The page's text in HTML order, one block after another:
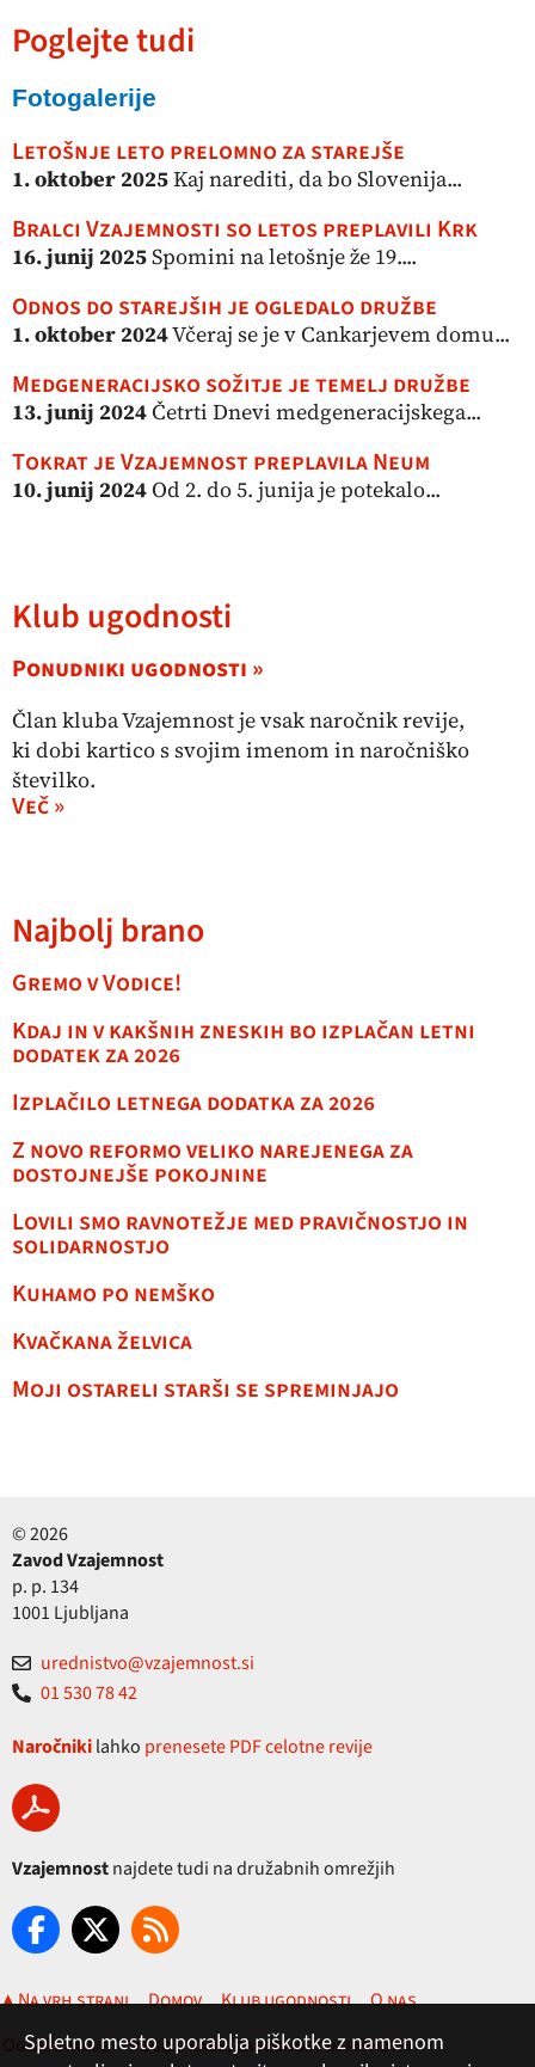
Poglejte tudi
Fotogalerije
Letošnje leto prelomno za starejše
1. oktober 2025Kaj narediti, da bo Slovenija...
Bralci Vzajemnosti so letos preplavili Krk
16. junij 2025Spomini na letošnje že 19....
Odnos do starejših je ogledalo družbe
1. oktober 2024Včeraj se je v Cankarjevem domu...
Medgeneracijsko sožitje je temelj družbe
13. junij 2024Četrti Dnevi medgeneracijskega...
Tokrat je Vzajemnost preplavila Neum
10. junij 2024Od 2. do 5. junija je potekalo...
Klub ugodnosti
Ponudniki ugodnosti »
Član kluba Vzajemnost je vsak naročnik revije,
ki dobi kartico s svojim imenom in naročniško
številko.
Več »
Najbolj brano
Gremo v Vodice!
Kdaj in v kakšnih zneskih bo izplačan letni
dodatek za 2026
Izplačilo letnega dodatka za 2026
Z novo reformo veliko narejenega za
dostojnejše pokojnine
Lovili smo ravnotežje med pravičnostjo in
solidarnostjo
Kuhamo po nemško
Kvačkana želvica
Moji ostareli starši se spreminjajo
© 2026
Zavod Vzajemnost
p. p. 134
1001 Ljubljana
urednistvo@vzajemnost.si
01 530 78 42
Naročnikilahko prenesete PDF celotne revije
Vzajemnostnajdete tudi na družabnih omrežjih
▲ Na vrh strani Domov Klub ugodnosti
O nas
Oglaševanje
Pogoji rabe, zasebnost in piškotki
Spletno mesto uporablja piškotke z namenom